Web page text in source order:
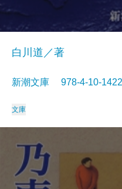
白川道／著
新潮文庫 978-4-10-
文庫